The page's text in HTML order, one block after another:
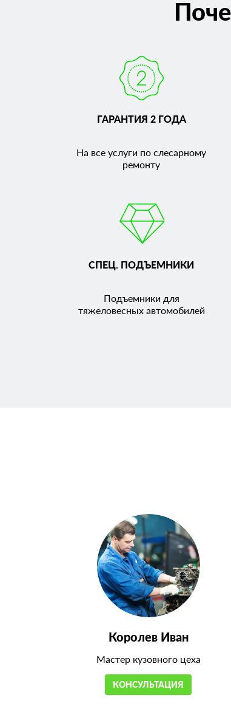
ГАРАНТИЯ 2 ГОДА
На все услуги по слесарному
ремонту
СПЕЦ. ПОДЪЕМНИКИ
Подъемники для
тяжеловесных автомобилей
Королев Иван
Мастер кузовного цеха
КОНСУЛЬТАЦИЯ